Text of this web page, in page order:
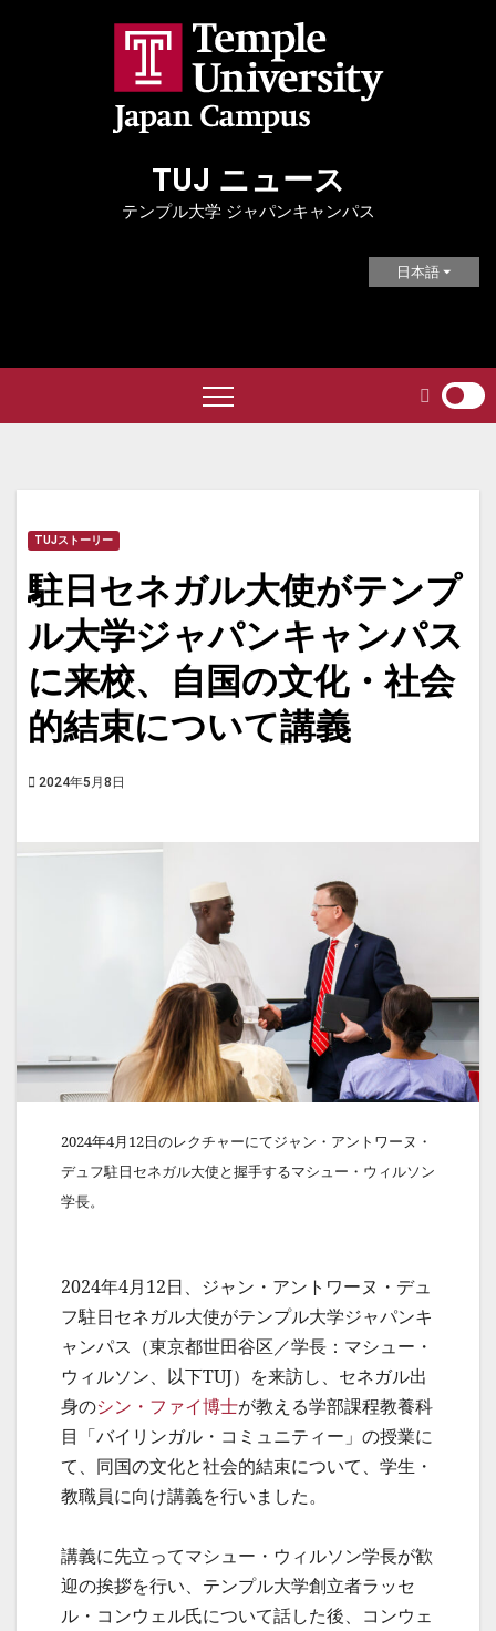
TUJ ニュース
テンプル大学 ジャパンキャンパス
日本語
TUJストーリー
駐日セネガル大使がテンプ
ル大学ジャパンキャンパス
に来校、自国の文化・社会
的結束について講義
2024年5月8日
2024年4月12日のレクチャーにてジャン・アントワーヌ・
デュフ駐日セネガル大使と握手するマシュー・ウィルソン
学長。
2024年4月12日、ジャン・アントワーヌ・デュ
フ駐日セネガル大使がテンプル大学ジャパンキ
ャンパス（東京都世田谷区／学長：マシュー・
ウィルソン、以下TUJ）を来訪し、セネガル出
身のシン・ファイ博士が教える学部課程教養科
目「バイリンガル・コミュニティー」の授業に
て、同国の文化と社会的結束について、学生・
教職員に向け講義を行いました。
講義に先立ってマシュー・ウィルソン学長が歓
迎の挨拶を行い、テンプル大学創立者ラッセ
ル・コンウェル氏について話した後、コンウェ